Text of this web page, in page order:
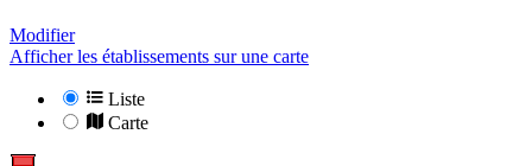
Modifier
Afficher les établissements sur une carte
Liste
Carte